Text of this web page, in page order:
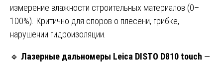
измерение влажности строительных материалов (0–
100%). Критично для споров о плесени, грибке,
нарушении гидроизоляции.
🔹 Лазерные дальномеры Leica DISTO D810 touch —